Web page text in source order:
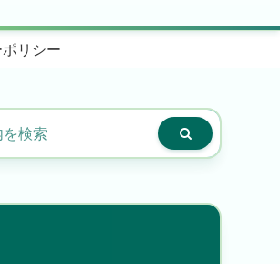
リシー